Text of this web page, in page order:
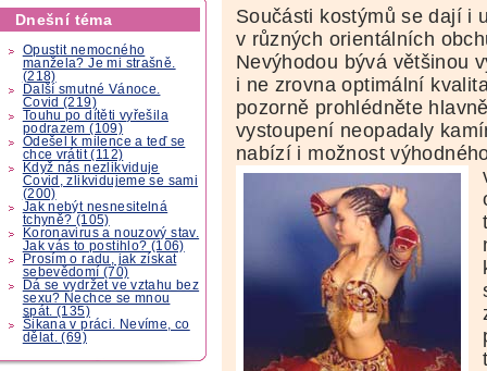
Dnešní téma
Opustit nemocného
manžela? Je mi strašně.
(218)
Další smutné Vánoce.
Covid (219)
Touhu po dítěti vyřešila
podrazem (109)
Odešel k milence a teď se
chce vrátit (112)
Když nás nezlikviduje
Covid, zlikvidujeme se sami
(200)
Jak nebýt nesnesitelná
tchyně? (105)
Koronavirus a nouzový stav.
Jak vás to postihlo? (106)
Prosím o radu, jak získat
sebevědomí (70)
Dá se vydržet ve vztahu bez
sexu? Nechce se mnou
spát. (135)
Šikana v práci. Nevíme, co
dělat. (69)
Součásti kostýmů se dají i
v různých orientálních
Nevýhodou bývá většinou
i ne zrovna optimální
pozorně prohlédněte
vystoupení neopadaly
nabízí i možnost